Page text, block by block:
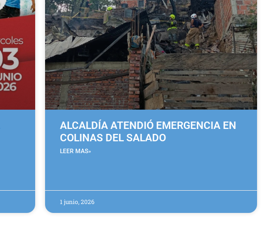
ALCALDÍA ATENDIÓ EMERGENCIA EN
COLINAS DEL SALADO
LEER MAS»
1 junio, 2026